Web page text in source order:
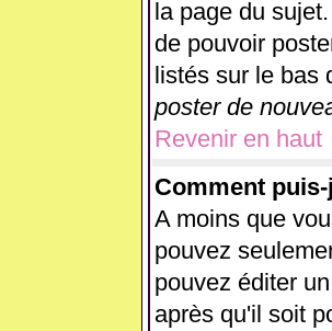
la page du
de pouvoir
listés sur le bas
poster de
Revenir en haut
Comment
A moins que
pouvez
pouvez éditer
après qu'il soit